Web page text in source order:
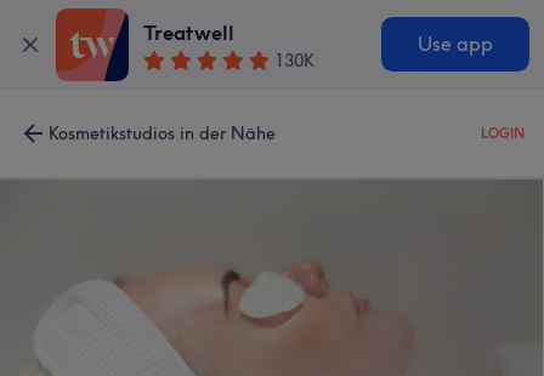
Treatwell
130K
Use app
Kosmetikstudios in der Nähe LOGIN